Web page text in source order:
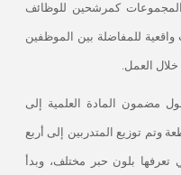
كمرشحين للوظائف
للمفاضلة بين الموظفين
العمل.
مضمون المادة العلمية إلى
وتم توزيع المتدربين إلى أربع
بلون حبر مختلف، وبدأ